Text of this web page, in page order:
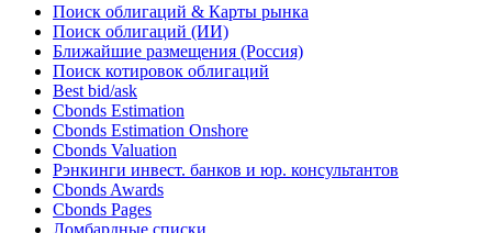
Поиск облигаций & Карты рынка
Поиск облигаций (ИИ)
Ближайшие размещения (Россия)
Поиск котировок облигаций
Best bid/ask
Cbonds Estimation
Cbonds Estimation Onshore
Cbonds Valuation
Рэнкинги инвест. банков и юр. консультантов
Cbonds Awards
Cbonds Pages
Ломбардные списки